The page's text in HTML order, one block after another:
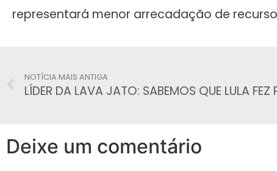
representará menor arrecadação de
NOTÍCIA MAIS ANTIGA
LÍDER DA LAVA JATO: SABEMOS QUE LULA FEZ
Deixe um comentário